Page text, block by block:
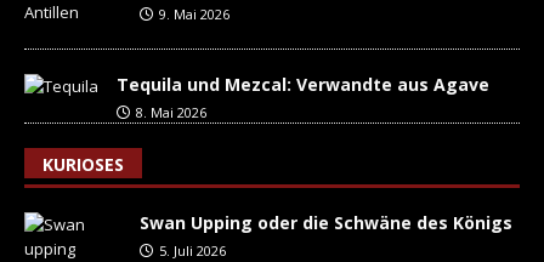
9. Mai 2026
Tequila und Mezcal: Verwandte aus Agave
8. Mai 2026
KURIOSES
Swan Upping oder die Schwäne des Königs
5. Juli 2026